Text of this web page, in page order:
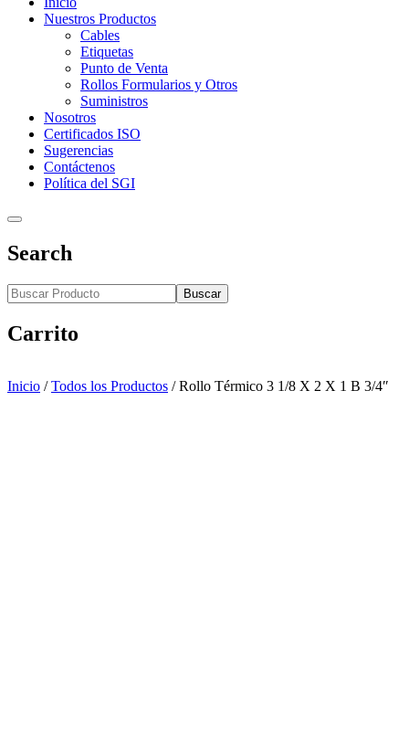
Nuestros Productos
Cables
Etiquetas
Punto de Venta
Rollos Formularios y Otros
Suministros
Nosotros
Certificados ISO
Sugerencias
Contáctenos
Política del SGI
Search
Buscar
Carrito
Inicio / Todos los Productos /Rollo Térmico 3 1/8 X 2 X 1 B 3/4″